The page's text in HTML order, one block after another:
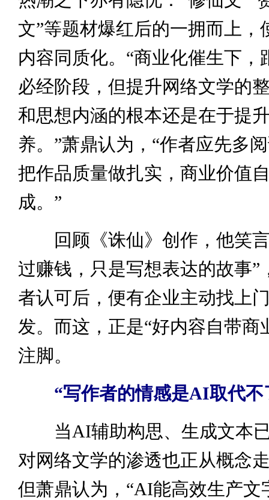
文”等题材爆红后的一拥而上，
内容同质化。“商业化催生下，
必经阶段，但提升网络文学的
和思想内涵的根本还是在于提
养。”萧鼎认为，“作者应先多
把作品质量做扎实，商业价值
成。”
回顾《诛仙》创作，他笑言
过赚钱，只是写想表达的故事”
者认可后，便有企业主动找上
发。而这，正是“好内容自带商
注脚。
“写作者的情感是AI取代不
当AI辅助构思、生成文本
对网络文学的渗透也正从概念
但萧鼎认为，“AI能高效生产文